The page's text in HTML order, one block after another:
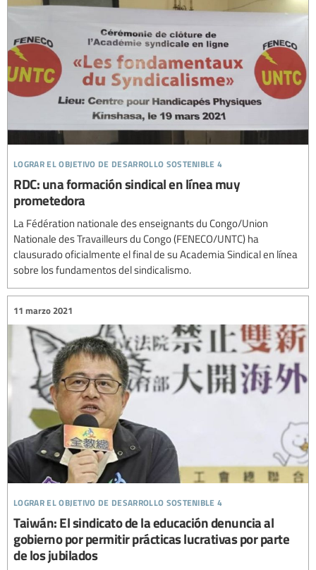
lograr el objetivo de desarrollo sostenible 4
RDC: una formación sindical en línea muy
prometedora
La Fédération nationale des enseignants du Congo/Union
Nationale des Travailleurs du Congo (FENECO/UNTC) ha
clausurado oficialmente el final de su Academia Sindical en línea
sobre los fundamentos del sindicalismo.
lograr el objetivo de desarrollo sostenible 4
11 marzo 2021
Taiwán: El sindicato de la educación denuncia al
gobierno por permitir prácticas lucrativas por parte
de los jubilados